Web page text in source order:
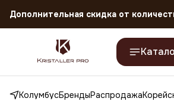
Скидка 45% на все товары до
КолумбусБрендыРаспродажа